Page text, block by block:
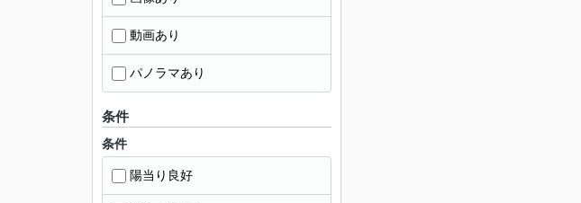
動画あり
パノラマあり
条件
条件
陽当り良好